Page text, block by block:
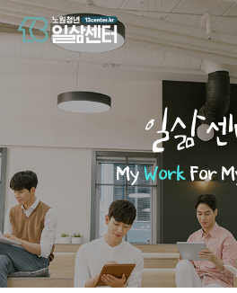
일삶
MyWorkFor